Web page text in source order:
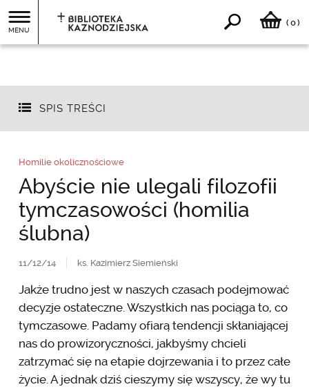
MENU
( 0)
SPIS TREŚCI
Homilie okolicznościowe
Abyście nie ulegali filozofii
tymczasowości (homilia
ślubna)
11/12/14 ks. Kazimierz Siemieński
Jakże trudno jest w naszych czasach podejmować
decyzje ostateczne. Wszystkich nas pociąga to, co
tymczasowe. Padamy ofiarą tendencji skłaniają­cej
nas do prowizoryczności, jakbyśmy chcieli
zatrzymać się na etapie doj­rzewania i to przez całe
życie. A jednak dziś cieszymy się wszyscy, że wy tu